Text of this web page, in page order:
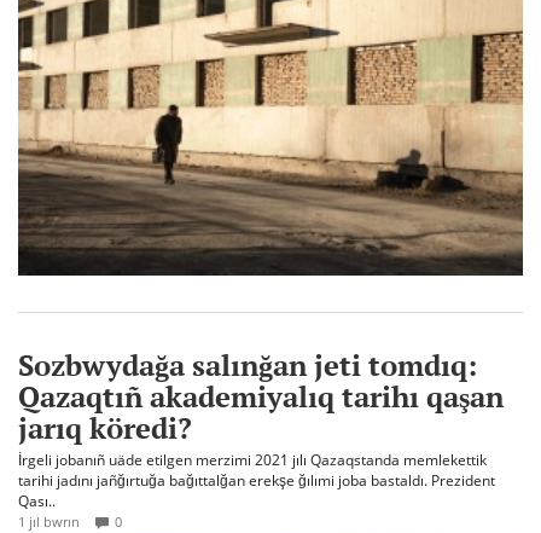
Sozbwydağa salınğan jeti tomdıq:
Qazaqtıñ akademiyalıq tarihı qaşan
jarıq köredi?
İrgeli jobanıñ uäde etilgen merzimi 2021 jılı Qazaqstanda memlekettik
tarihi jadını jañğırtuğa bağıttalğan erekşe ğılımi joba bastaldı. Prezident
Qası..
1 jıl bwrın 0